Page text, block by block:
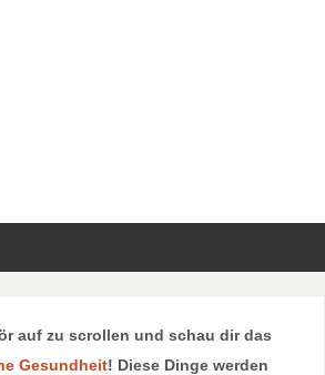
auf zu scrollen und schau dir das
Gesundheit! Diese Dinge werden